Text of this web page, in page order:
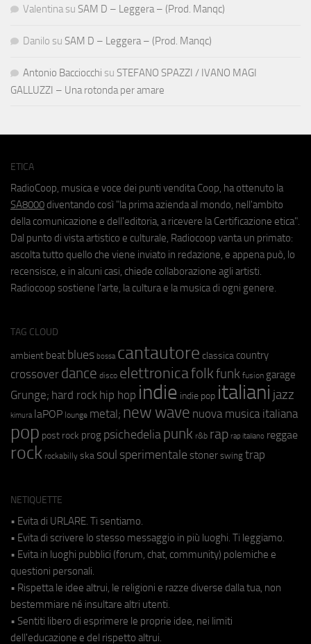
Valentina su SAM D – Leggera – (Prod. Manqc)
Danilo su SAM D – Leggera – (Prod. Manqc)
Antonio Bacciocchi su STEFANO SPAZZI / IVANO MAGI
GALLUZZI – Una rotonda per amare
ETICA
RadioCoop, musica e voce dei punti vendita Coop, ha ottenuto la
SA8000 diventando così "la prima azienda al mondo, nell'ambito
della comunicazione e dell'editoria, a ricevere la Certificazione etica".
Dal punto di vista artistico e culturale, Radiocoop vanta un primato:
ascolta tutto quello che viene inviato in redazione, e appena può, lo
recensisce, e in alcuni casi, chiede collaborazione agli artisti.
Radiocoop sostiene l'arte, la cultura e la musica di ogni genere.
TAG CLOUD
ambient beat blues bossa cantautore classica country
crossover dance disco elettronicafolkfunk fusion garage
Grunge; hard rock hip hop indie indie pop italiani jazz
kimura laPOP lounge metal; new wave nuova musica italiana
pop post rock prog psichedeliapunk r&b rap rap italiano reggae
rock rockabilly ska soul sperimentale stoner swing trap
NETIQUETTE
• Evita di URLARE. Ti sentiamo.
• Evita di scrivere lo stesso messaggio in più luoghi. Ti leggiamo.
• Evita in luoghi pubblici (forum, chat, community) polemiche e
questioni personali.
• Rispetta le idee altrui, le religioni e razze diverse dalla tua, non
bestemmiare né insultare altri utenti.
• Sentiti libero di esprimere le proprie idee, nei limiti
dell'educazione e del rispetto altrui.